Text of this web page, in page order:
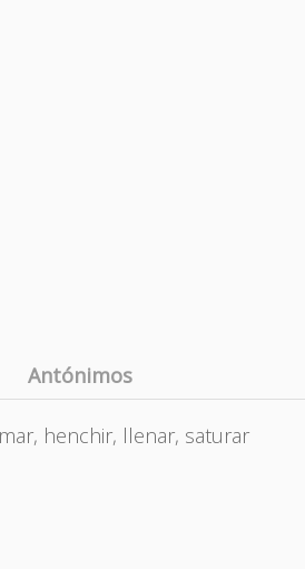
Antónimos
henchir, llenar, saturar